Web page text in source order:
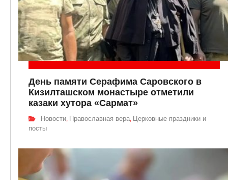
День памяти Серафима Саровского в
Кизилташском монастыре отметили
казаки хутора «Сармат»
Новости, Православная вера, Церковные праздники и
посты